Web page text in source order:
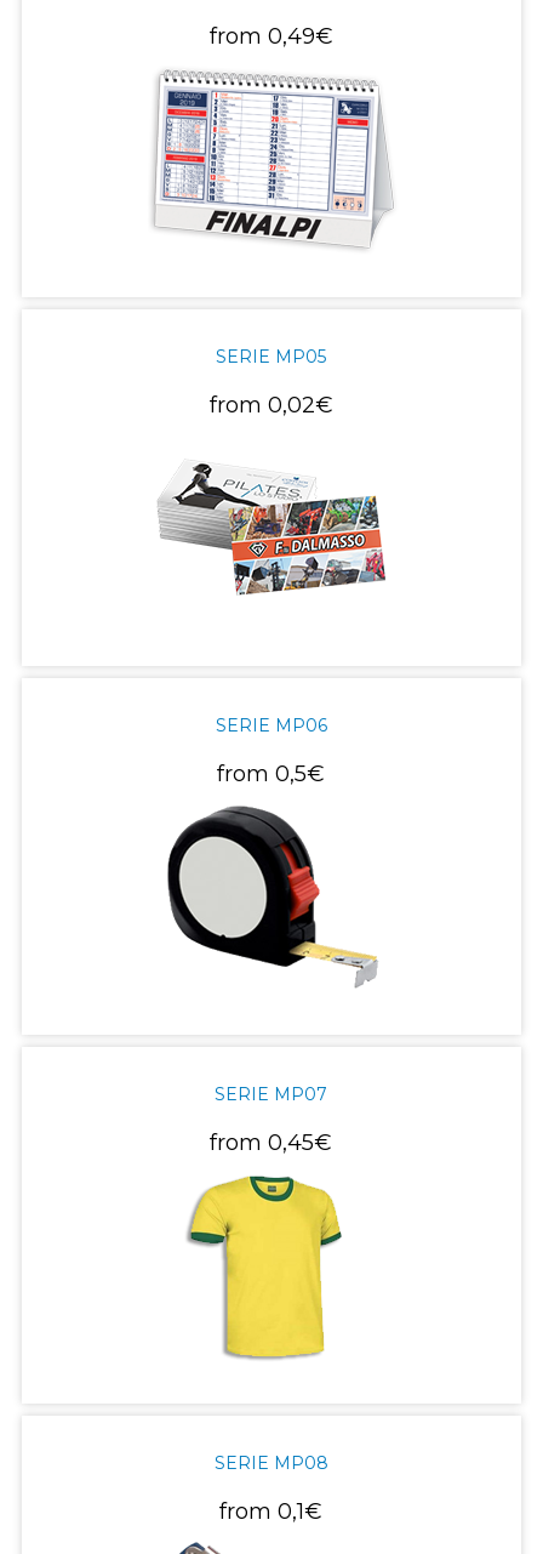
from 0,49€
SERIE MP05
from 0,02€
SERIE MP06
from 0,5€
SERIE MP07
from 0,45€
SERIE MP08
from 0,1€